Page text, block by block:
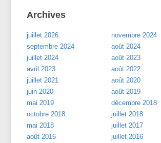
Archives
juillet 2026
novembre 2024
septembre 2024
août 2024
juillet 2024
août 2023
avril 2023
août 2022
juillet 2021
août 2020
juin 2020
août 2019
mai 2019
décembre 2018
octobre 2018
juillet 2018
mai 2018
juillet 2017
août 2016
juillet 2016